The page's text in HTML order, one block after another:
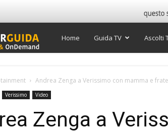
Super
Home Guida TV Ascolti
Andrea Zenga a Verissimo con mamma e
Verissimo Video
Zenga a